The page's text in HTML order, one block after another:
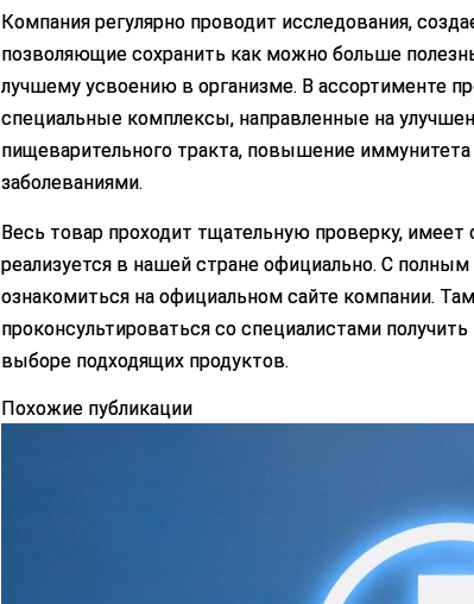
Компания регулярно проводит исследования,
позволяющие сохранить как можно больше
лучшему усвоению в организме. В ассортименте
специальные комплексы, направленные на
пищеварительного тракта, повышение
заболеваниями.
Весь товар проходит тщательную проверку, имеет
реализуется в нашей стране официально. С
ознакомиться на официальном сайте компании.
проконсультироваться со специалистами
выборе подходящих продуктов.
Похожие публикации